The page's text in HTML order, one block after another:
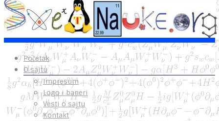
Početak
O sajtu
Impresum
Logo i baneri
Vesti o sajtu
Kontakt